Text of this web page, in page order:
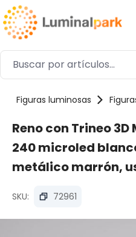
Saltar al contenido
Figuras luminosas
Reno con Trineo
240 microled
metálico marrón,
SKU: 72961